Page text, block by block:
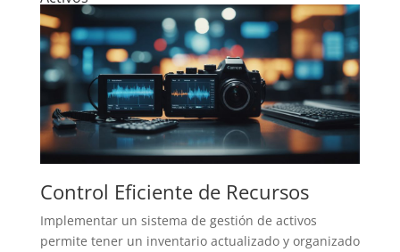
Control Eficiente de Recursos
Implementar un sistema de gestión de activos
permite tener un inventario actualizado y organizado